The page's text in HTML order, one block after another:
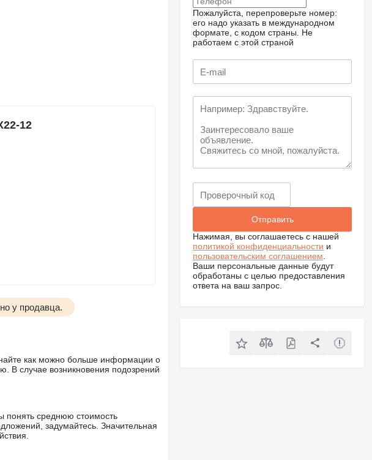
12
у продавца.
как можно больше информации о
В случае возникновения подозрений
понять среднюю стоимость
задумайтесь. Значительная
Пожалуйста, перепроверьте номер:
его надо указать в международном
формате, с кодом страны.
Не
работаем с этой страной
Нажимая, вы соглашаетесь с нашей
политикой конфиденциальности и
пользовательским соглашением
Ваши персональные данные будут
обработаны с целью предоставления
ответа на ваш запрос.